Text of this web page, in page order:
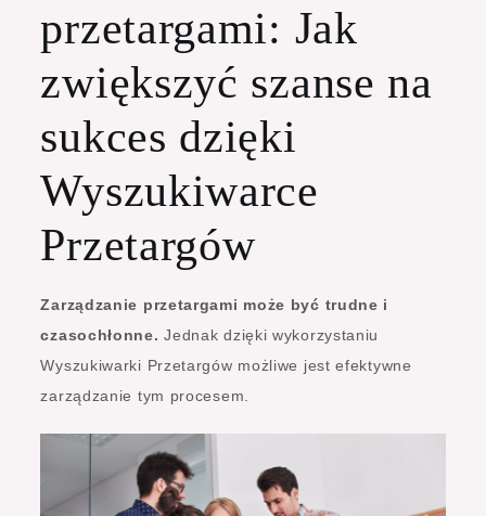
przetargami: Jak
zwiększyć szanse na
sukces dzięki
Wyszukiwarce
Przetargów
Zarządzanie przetargami może być trudne i
czasochłonne. Jednak dzięki wykorzystaniu
Wyszukiwarki Przetargów możliwe jest efektywne
zarządzanie tym procesem.